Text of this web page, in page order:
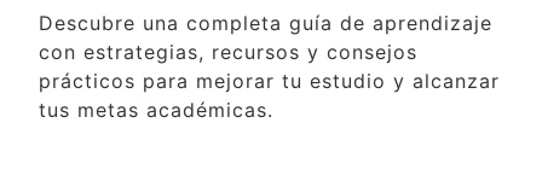
Descubre una completa guía de aprendizaje
con estrategias, recursos y consejos
prácticos para mejorar tu estudio y alcanzar
tus metas académicas.